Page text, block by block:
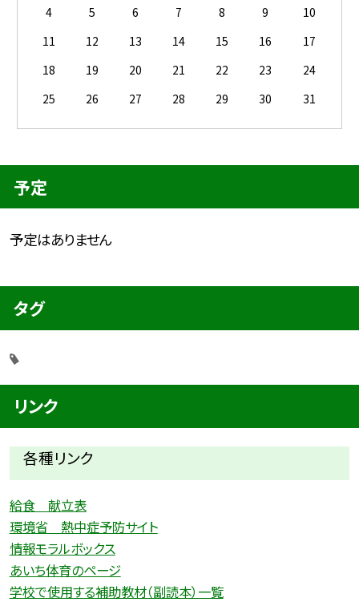
4
5 6 7 8 9
10
11
12 13 14 15 16
17
18
19 20 21 22 23
24
25
26 27 28 29 30 31
予定
予定はありません
タグ
リンク
各種リンク
給食 献立表
環境省 熱中症予防サイト
情報モラルボックス
あいち体育のページ
学校で使用する補助教材（副読本）一覧